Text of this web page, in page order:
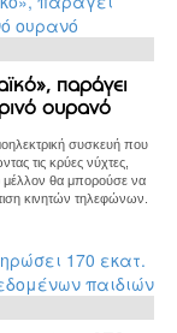
παράγει
ουρανό
συσκευή που
τις κρύες νύχτες,
μέλλον θα μπορούσε να
κινητών τηλεφώνων.